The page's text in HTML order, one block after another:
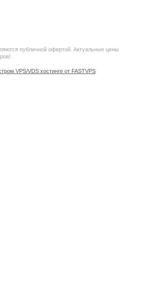
публичной офертой. Актуальные цены
VPS/VDS хостинге от FASTVPS